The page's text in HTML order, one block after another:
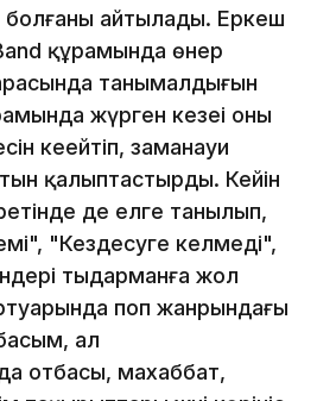
болғаны айтылады. Еркеш
құрамында өнер
танымалдығын
жүрген кезеңі оның
кеңейтіп, заманауи
қалыптастырды. Кейін
де елге танылып,
"Кездесуге келмедің",
тыңдарманға жол
поп жанрындағы
ал
отбасы, махаббат,